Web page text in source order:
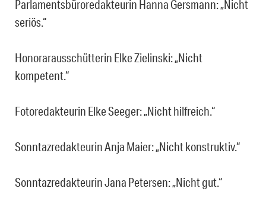
Parlamentsbüroredakteurin Hanna Gersmann: „Nicht
seriös.“
Honorarausschütterin Elke Zielinski: „Nicht
kompetent.“
Fotoredakteurin Elke Seeger: „Nicht hilfreich.“
Sonntazredakteurin Anja Maier: „Nicht konstruktiv.“
Sonntazredakteurin Jana Petersen: „Nicht gut.“